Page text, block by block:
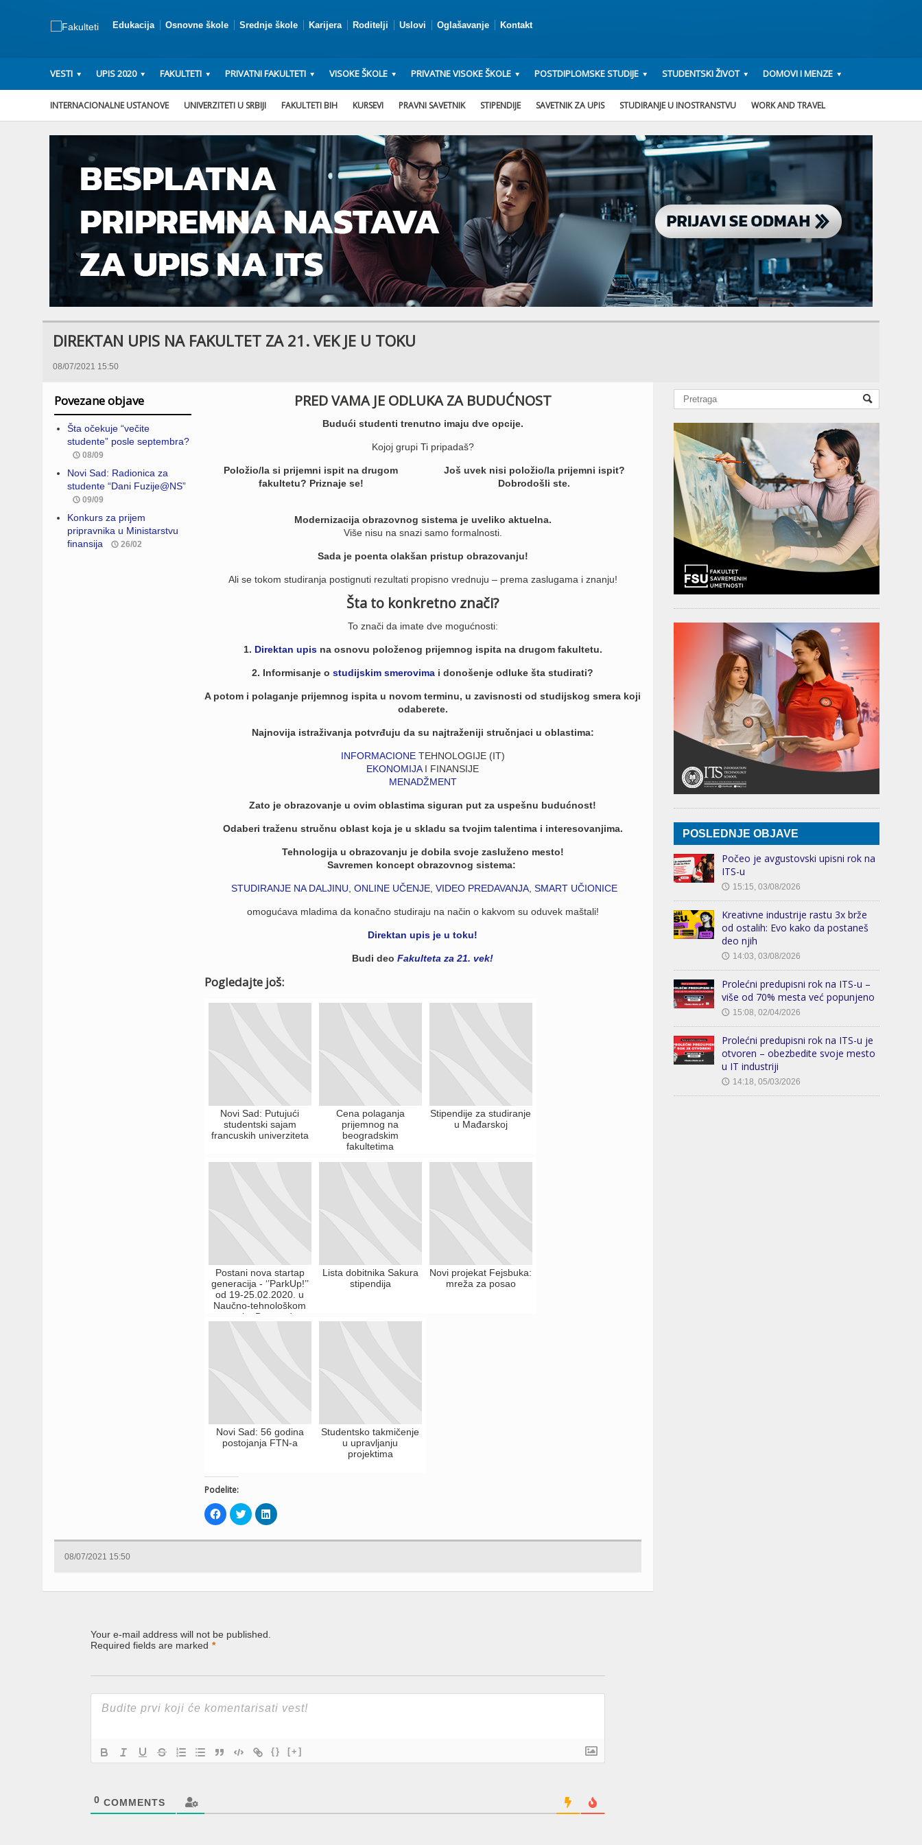
Edukacija Osnovne škole Srednje škole Karijera Roditelji Uslovi Oglašavanje Kontakt
VESTI UPIS 2020 FAKULTETI PRIVATNI FAKULTETI VISOKE ŠKOLE PRIVATNE VISOKE ŠKOLE POSTDIPLOMSKE STUDIJE STUDENTSKI ŽIVOT DOMOVI I MENZE
INTERNACIONALNE USTANOVE UNIVERZITETI U SRBIJI FAKULTETI BIH KURSEVI PRAVNI SAVETNIK STIPENDIJE SAVETNIK ZA UPIS STUDIRANJE U INOSTRANSTVU WORK AND TRAVEL
DIREKTAN UPIS NA FAKULTET ZA 21. VEK JE U TOKU
08/07/2021 15:50
Povezane objave
Šta očekuje “večite
studente” posle septembra?
08/09
Novi Sad: Radionica za
studente “Dani Fuzije@NS”
09/09
Konkurs za prijem
pripravnika u Ministarstvu
finansija
26/02
PRED VAMA JE ODLUKA ZA BUDUĆNOST
Budući studenti trenutno imaju dve opcije.
Kojoj grupi Ti pripadaš?
Položio/la si prijemni ispit na drugom
fakultetu? Priznaje se!
Još uvek nisi položio/la prijemni ispit?
Dobrodošli ste.
Modernizacija obrazovnog sistema je uveliko aktuelna.
Više nisu na snazi samo formalnosti.
Sada je poenta olakšan pristup obrazovanju!
Ali se tokom studiranja postignuti rezultati propisno vrednuju – prema zaslugama i znanju!
Šta to konkretno znači?
To znači da imate dve mogućnosti:
1. Direktan upisna osnovu položenog prijemnog ispita na drugom fakultetu.
2. Informisanje ostudijskim smerovima i donošenje odluke šta studirati?
A potom i polaganje prijemnog ispita u novom terminu, u zavisnosti od studijskog smera koji
odaberete.
Najnovija istraživanja potvrđuju da su najtraženiji stručnjaci u oblastima:
INFORMACIONETEHNOLOGIJE (IT)
EKONOMIJAI FINANSIJE
MENADŽMENT
Zato je obrazovanje u ovim oblastima siguran put za uspešnu budućnost!
Odaberi traženu stručnu oblast koja je u skladu sa tvojim talentima i interesovanjima.
Tehnologija u obrazovanju je dobila svoje zasluženo mesto!
Savremen koncept obrazovnog sistema:
STUDIRANJE NA DALJINU ONLINE UČENJE, VIDEO PREDAVANJA, SMART UČIONICE
omogućava mladima da konačno studiraju na način o kakvom su oduvek maštali!
Direktan upis je u toku!
Budi deoFakulteta za 21. vek!
Pogledajte još:
Novi Sad: Putujući
studentski sajam
francuskih univerziteta
Cena polaganja
prijemnog na
beogradskim
fakultetima
Stipendije za studiranje
u Mađarskoj
Postani nova startap
generacija - ‘’ParkUp!’’
od 19-25.02.2020. u
Naučno-tehnološkom
parku Beograd
Lista dobitnika Sakura
stipendija
Novi projekat Fejsbuka:
mreža za posao
Novi Sad: 56 godina
postojanja FTN-a
Studentsko takmičenje
u upravljanju
projektima
Podelite:
Click
to
share
Facebook
Click
to
share
Twitter
Click
to
LinkedIn
08/07/2021 15:50
Your e-mail address will not be published.
Required fields are marked *
{} [+]
0 COMMENTS
POSLEDNJE OBJAVE
Počeo je avgustovski upisni rok na
ITS-u
🕔 15:15, 03/08/2026
Kreativne industrije rastu 3x brže
od ostalih: Evo kako da postaneš
deo njih
🕔 14:03, 03/08/2026
Prolećni predupisni rok na ITS-u –
više od 70% mesta već popunjeno
🕔 15:08, 02/04/2026
Prolećni predupisni rok na ITS-u je
otvoren – obezbedite svoje mesto
u IT industriji
🕔 14:18, 05/03/2026